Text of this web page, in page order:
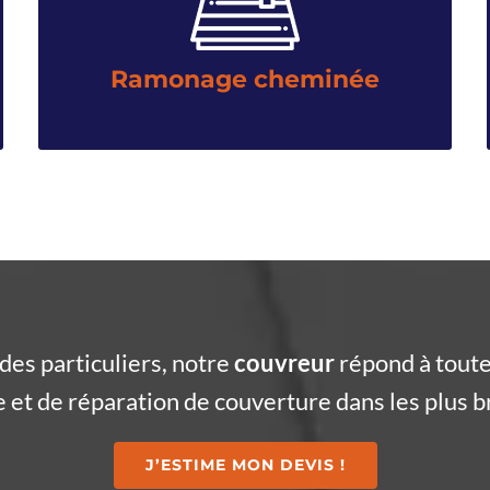
Ramonage cheminée
cheminée, poêle ou insert. Notre objectif ? Enlever les
dépôts de suie et de cendre empêchant le bon
particuliers, notrecouvreurrépond à
et de réparation de couverture dans les plus
J’ESTIME MON DEVIS !